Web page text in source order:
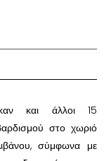
και άλλοι 15
στο χωριό
σύμφωνα με